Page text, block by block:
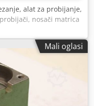
alat za probijanje,
nosači matrica
nosač matrice -
Dimenzije: pogledajte
V130 mm -Težina:
Mali oglasi